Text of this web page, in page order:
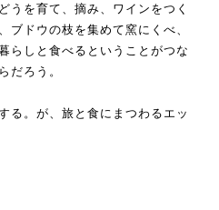
うを育て、摘み、ワインをつく
ブドウの枝を集めて窯にくべ、
らしと食べるということがつな
だろう。
る。が、旅と食にまつわるエッ